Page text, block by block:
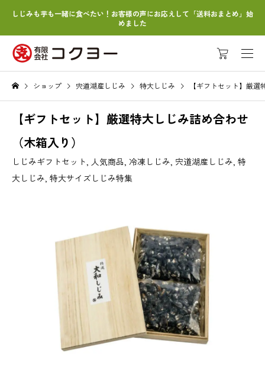
しじみも芋も一緒に食べたい！お客様の声にお応えして「送料おまとめ」始
めました
ショップ 宍道湖産しじみ 特大しじみ 【ギフトセット】厳
【ギフトセット】厳選特大しじみ詰め合わせ
（木箱入り）
しじみギフトセット, 人気商品, 冷凍しじみ, 宍道湖産しじみ, 特
大しじみ, 特大サイズしじみ特集